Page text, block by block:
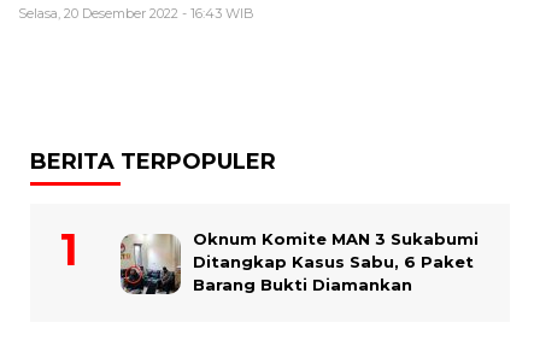
Selasa, 20 Desember 2022 - 16:43 WIB
BERITA TERPOPULER
Oknum Komite MAN 3 Sukabumi
Ditangkap Kasus Sabu, 6 Paket
Barang Bukti Diamankan